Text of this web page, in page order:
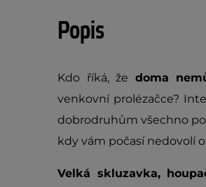
Popis
Kdo říká, že doma
venkovní prolézačce?
dobrodruhům všechno
kdy vám počasí nedovolí
Velká skluzavka,